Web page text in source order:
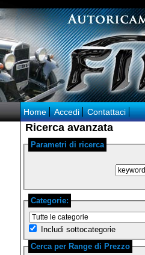
Home Accedi Contattaci
Ricerca avanzata
Parametri di ricerca
Categorie:
Includi sottocategorie
Cerca per Range di Prezzo